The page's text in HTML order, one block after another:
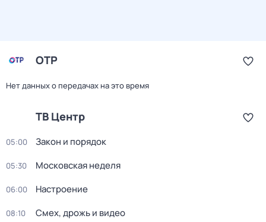
ОТР
Нет данных о передачах на это время
ТВ Центр
05:00 Закон и порядок
05:30 Московская неделя
06:00 Настроение
08:10 Смех, дрожь и видео